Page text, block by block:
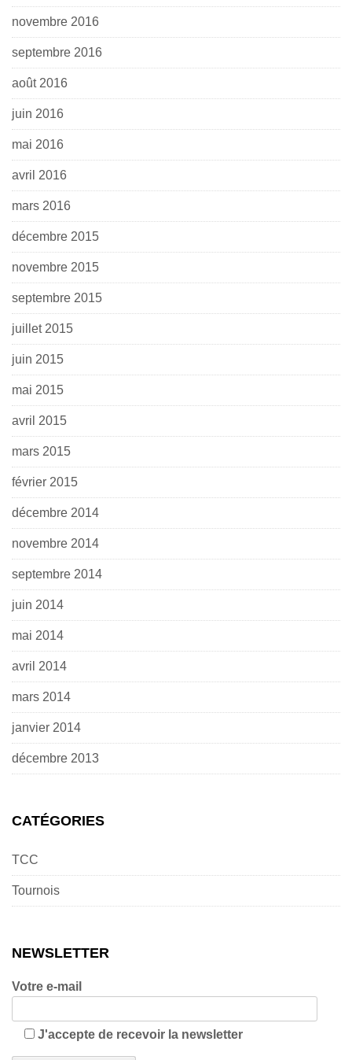
novembre 2016
septembre 2016
août 2016
juin 2016
mai 2016
avril 2016
mars 2016
décembre 2015
novembre 2015
septembre 2015
juillet 2015
juin 2015
mai 2015
avril 2015
mars 2015
février 2015
décembre 2014
novembre 2014
septembre 2014
juin 2014
mai 2014
avril 2014
mars 2014
janvier 2014
décembre 2013
CATÉGORIES
TCC
Tournois
NEWSLETTER
Votre e-mail
J'accepte de recevoir la newsletter